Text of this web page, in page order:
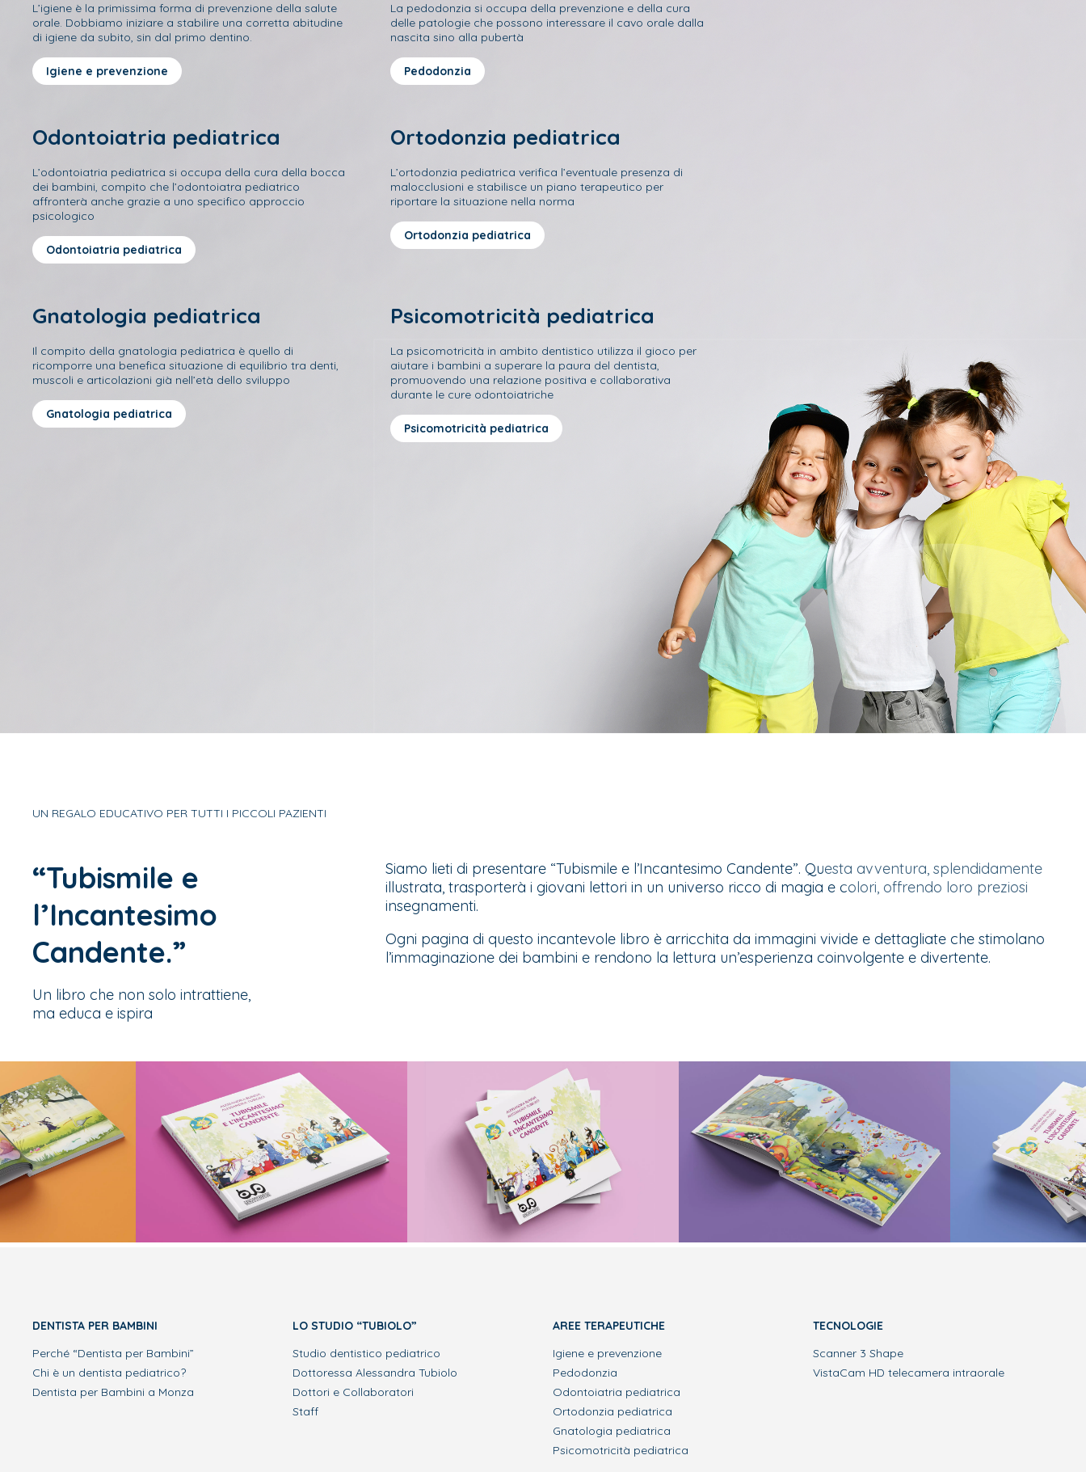
L’igiene è la primissima forma di prevenzione della salute
orale. Dobbiamo iniziare a stabilire una corretta abitudine
di igiene da subito, sin dal primo dentino.
Igiene e prevenzione
La pedodonzia si occupa della prevenzione e della cura
delle patologie che possono interessare il cavo orale dalla
nascita sino alla pubertà
Pedodonzia
Odontoiatria pediatrica
L’odontoiatria pediatrica si occupa della cura della bocca
dei bambini, compito che l’odontoiatra pediatrico
affronterà anche grazie a uno specifico approccio
psicologico
Odontoiatria pediatrica
Ortodonzia pediatrica
L’ortodonzia pediatrica verifica l’eventuale presenza di
malocclusioni e stabilisce un piano terapeutico per
riportare la situazione nella norma
Ortodonzia pediatrica
Gnatologia pediatrica
Il compito della gnatologia pediatrica è quello di
ricomporre una benefica situazione di equilibrio tra denti,
muscoli e articolazioni già nell’età dello sviluppo
Gnatologia pediatrica
Psicomotricità pediatrica
La psicomotricità in ambito dentistico utilizza il gioco per
aiutare i bambini a superare la paura del dentista,
promuovendo una relazione positiva e collaborativa
durante le cure odontoiatriche
Psicomotricità pediatrica
UN REGALO EDUCATIVO PER TUTTI I PICCOLI PAZIENTI
“Tubismile e
l’Incantesimo
Candente.”
Un libro che non solo intrattiene,
ma educa e ispira
Siamo lieti di presentare “Tubismile e l’Incantesimo Candente”. Questa avventura, splendidamente
illustrata, trasporterà i giovani lettori in un universo ricco di magia e colori, offrendo loro preziosi
insegnamenti.
Ogni pagina di questo incantevole libro è arricchita da immagini vivide e dettagliate che stimolano
l’immaginazione dei bambini e rendono la lettura un’esperienza coinvolgente e divertente.
DENTISTA PER BAMBINI
Perché “Dentista per Bambini”
Chi è un dentista pediatrico?
Dentista per Bambini a Monza
LO STUDIO “TUBIOLO”
Studio dentistico pediatrico
Dottoressa Alessandra Tubiolo
Dottori e Collaboratori
Staff
AREE TERAPEUTICHE
Igiene e prevenzione
Pedodonzia
Odontoiatria pediatrica
Ortodonzia pediatrica
Gnatologia pediatrica
Psicomotricità pediatrica
TECNOLOGIE
Scanner 3 Shape
VistaCam HD telecamera intraorale